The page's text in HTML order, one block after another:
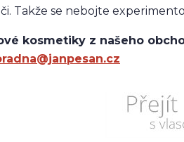
Takže se nebojte
kosmetiky z našeho